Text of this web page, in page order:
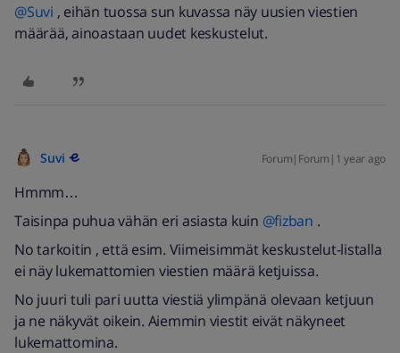
@Suvi , eihän tuossa sun kuvassa näy uusien viestien
määrää, ainoastaan uudet keskustelut.
Suvi Forum|Forum|1 year ago
Hmmm…
Taisinpa puhua vähän eri asiasta kuin ​ @fizban .
No tarkoitin , että esim. Viimeisimmät keskustelut-listalla
ei näy lukemattomien viestien määrä ketjuissa.
No juuri tuli pari uutta viestiä ylimpänä olevaan ketjuun
ja ne näkyvät oikein. Aiemmin viestit eivät näkyneet
lukemattomina.